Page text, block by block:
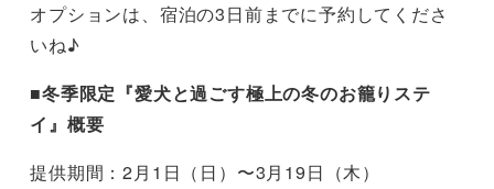
オプションは、宿泊の3日前までに予約してくださ
いね♪
■冬季限定『愛犬と過ごす極上の冬のお籠りステ
イ』概要
提供期間：2月1日（日）〜3月19日（木）